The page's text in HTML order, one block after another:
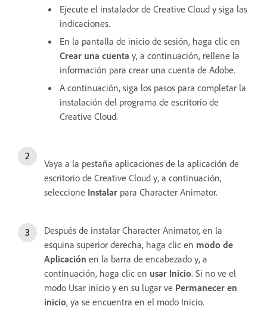
Ejecute el instalador de Creative Cloud y siga las
indicaciones.
En la pantalla de inicio de sesión, haga clic en
Crear una cuenta y, a continuación, rellene la
información para crear una cuenta de Adobe.
A continuación, siga los pasos para completar la
instalación del programa de escritorio de
Creative Cloud.
Vaya a la pestaña aplicaciones de la aplicación de
escritorio de Creative Cloud y, a continuación,
seleccione Instalar para Character Animator.
Después de instalar Character Animator, en la
esquina superior derecha, haga clic en modo de
Aplicación en la barra de encabezado y, a
continuación, haga clic en usar Inicio. Si no ve el
modo Usar inicio y en su lugar ve Permanecer en
inicio, ya se encuentra en el modo Inicio.